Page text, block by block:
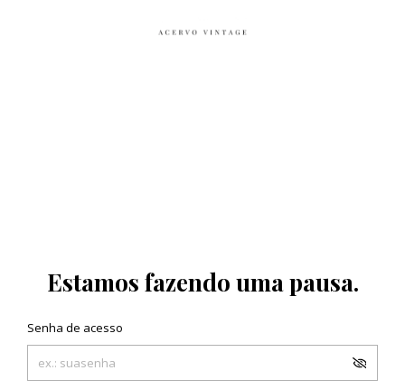
Estamos fazendo uma pausa.
Senha de acesso